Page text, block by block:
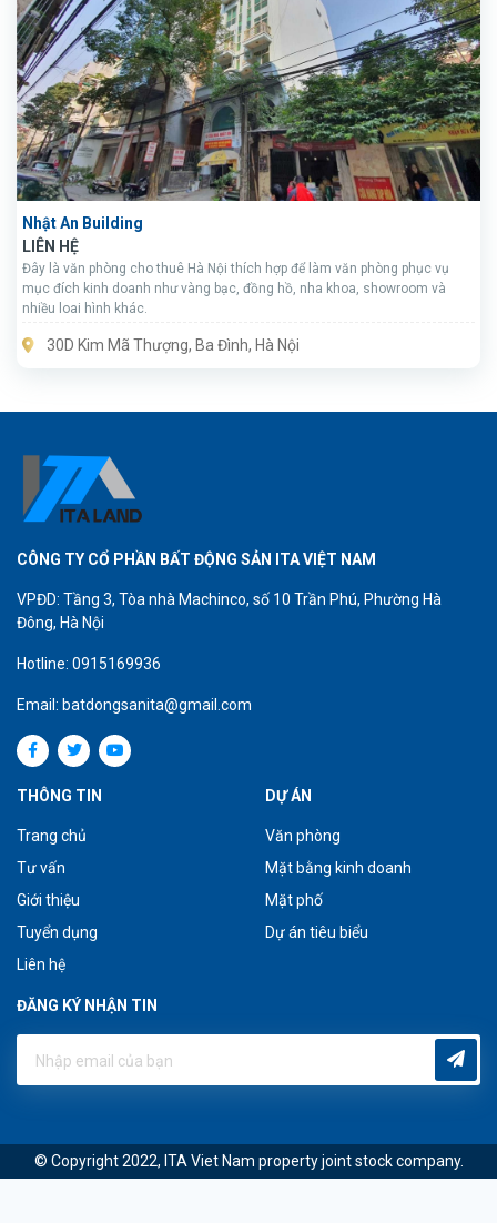
Nhật An Building
LIÊN HỆ
Đây là văn phòng cho thuê Hà Nội thích hợp để làm văn phòng phục vụ
mục đích kinh doanh như vàng bạc, đồng hồ, nha khoa, showroom và
nhiều loai hình khác.
30D Kim Mã Thượng, Ba Đình, Hà Nội
CÔNG TY CỔ PHẦN BẤT ĐỘNG SẢN ITA VIỆT NAM
VPĐD: Tầng 3, Tòa nhà Machinco, số 10 Trần Phú, Phường Hà
Đông, Hà Nội
Hotline: 0915169936
Email: batdongsanita@gmail.com
THÔNG TIN
Trang chủ
Tư vấn
Giới thiệu
Tuyển dụng
Liên hệ
DỰ ÁN
Văn phòng
Mặt bằng kinh doanh
Mặt phố
Dự án tiêu biểu
ĐĂNG KÝ NHẬN TIN
© Copyright 2022, ITA Viet Nam property joint stock company.